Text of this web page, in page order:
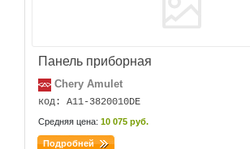
Панель приборная
Chery Amulet
код: A11-3820010DE
Средняя цена: 10 075 руб.
Подробней